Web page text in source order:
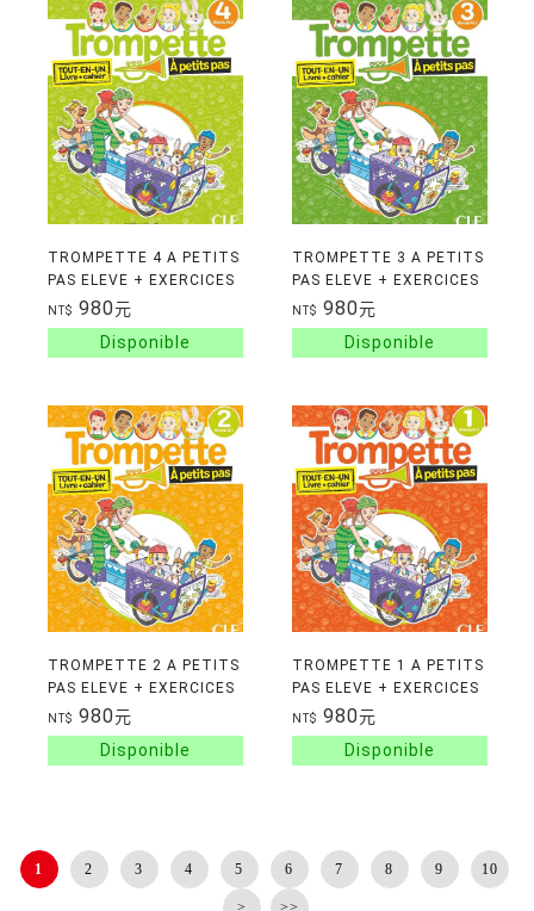
TROMPETTE 4 A PETITS
PAS ELEVE + EXERCICES
NIVEAU A1.2
NT$ 980元
TROMPETTE 3 A PETITS
PAS ELEVE + EXERCICES
NIVEAU A1.2
NT$ 980元
TROMPETTE 2 A PETITS
PAS ELEVE + EXERCICES
NIVEAU A1.1
NT$ 980元
TROMPETTE 1 A PETITS
PAS ELEVE + EXERCICES
NIVEAU A1.1
NT$ 980元
1 2 3 4 5 6 7 8 9 10
> >>